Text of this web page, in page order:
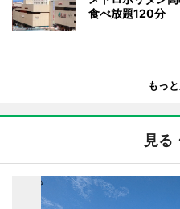
食べ放題120分
もっ
見る